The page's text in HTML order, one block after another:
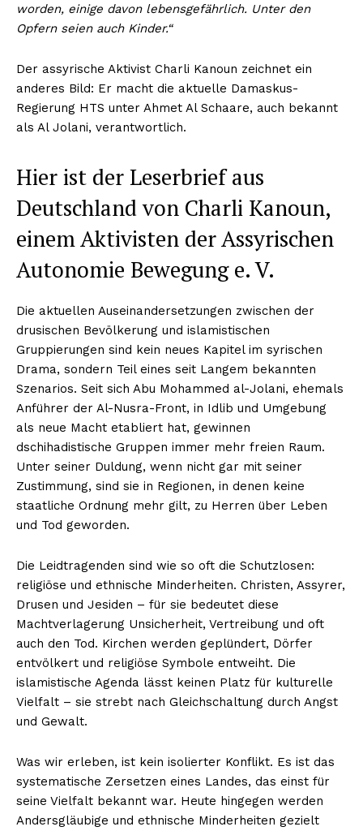
worden, einige davon lebensgefährlich. Unter den
Opfern seien auch Kinder.“
Der assyrische Aktivist Charli Kanoun zeichnet ein
anderes Bild: Er macht die aktuelle Damaskus-
Regierung HTS unter Ahmet Al Schaare, auch bekannt
als Al Jolani, verantwortlich.
Hier ist der Leserbrief aus
Deutschland von Charli Kanoun,
einem Aktivisten der Assyrischen
Autonomie Bewegung e. V.
Die aktuellen Auseinandersetzungen zwischen der
drusischen Bevölkerung und islamistischen
Gruppierungen sind kein neues Kapitel im syrischen
Drama, sondern Teil eines seit Langem bekannten
Szenarios. Seit sich Abu Mohammed al-Jolani, ehemals
Anführer der Al-Nusra-Front, in Idlib und Umgebung
als neue Macht etabliert hat, gewinnen
dschihadistische Gruppen immer mehr freien Raum.
Unter seiner Duldung, wenn nicht gar mit seiner
Zustimmung, sind sie in Regionen, in denen keine
staatliche Ordnung mehr gilt, zu Herren über Leben
und Tod geworden.
Die Leidtragenden sind wie so oft die Schutzlosen:
religiöse und ethnische Minderheiten. Christen, Assyrer,
Drusen und Jesiden – für sie bedeutet diese
Machtverlagerung Unsicherheit, Vertreibung und oft
auch den Tod. Kirchen werden geplündert, Dörfer
entvölkert und religiöse Symbole entweiht. Die
islamistische Agenda lässt keinen Platz für kulturelle
Vielfalt – sie strebt nach Gleichschaltung durch Angst
und Gewalt.
Was wir erleben, ist kein isolierter Konflikt. Es ist das
systematische Zersetzen eines Landes, das einst für
seine Vielfalt bekannt war. Heute hingegen werden
Andersgläubige und ethnische Minderheiten gezielt